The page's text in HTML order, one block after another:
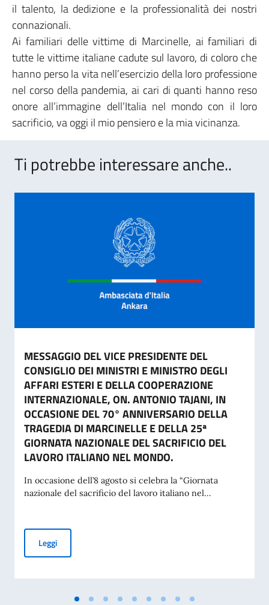
il talento, la dedizione e la professionalità dei nostri
connazionali.
Ai familiari delle vittime di Marcinelle, ai familiari di
tutte le vittime italiane cadute sul lavoro, di coloro che
hanno perso la vita nell’esercizio della loro professione
nel corso della pandemia, ai cari di quanti hanno reso
onore all’immagine dell’Italia nel mondo con il loro
sacrificio, va oggi il mio pensiero e la mia vicinanza.
Ti potrebbe interessare anche..
MESSAGGIO DEL VICE PRESIDENTE DEL
CONSIGLIO DEI MINISTRI E MINISTRO DEGLI
AFFARI ESTERI E DELLA COOPERAZIONE
INTERNAZIONALE, ON. ANTONIO TAJANI, IN
OCCASIONE DEL 70° ANNIVERSARIO DELLA
TRAGEDIA DI MARCINELLE E DELLA 25ª
GIORNATA NAZIONALE DEL SACRIFICIO DEL
LAVORO ITALIANO NEL MONDO.
In occasione dell’8 agosto si celebra la “Giornata
nazionale del sacrificio del lavoro italiano nel...
LeggiMESSAGGIO DEL VICE PRESIDENTE DEL CONSIGLIO DEI